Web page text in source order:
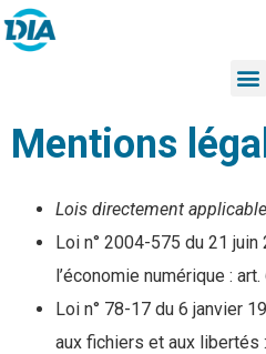
Mentions
Lois directement
Loi n° 2004-575 du 21
l’économie numérique :
Loi n° 78-17 du 6 janvier
aux fichiers et aux libertés